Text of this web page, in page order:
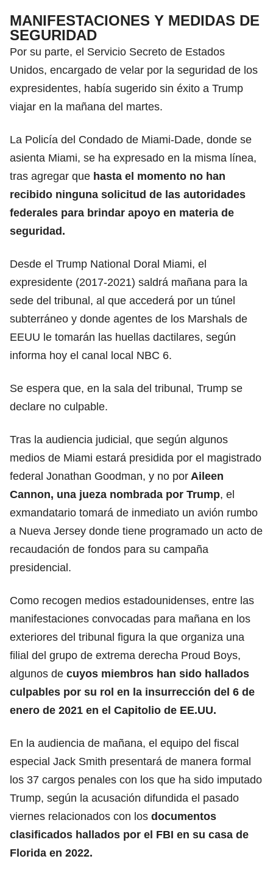
MANIFESTACIONES Y MEDIDAS DE
SEGURIDAD
Por su parte, el Servicio Secreto de Estados
Unidos, encargado de velar por la seguridad de los
expresidentes, había sugerido sin éxito a Trump
viajar en la mañana del martes.
La Policía del Condado de Miami-Dade, donde se
asienta Miami, se ha expresado en la misma línea,
tras agregar que hasta el momento no han
recibido ninguna solicitud de las autoridades
federales para brindar apoyo en materia de
seguridad.
Desde el Trump National Doral Miami, el
expresidente (2017-2021) saldrá mañana para la
sede del tribunal, al que accederá por un túnel
subterráneo y donde agentes de los Marshals de
EEUU le tomarán las huellas dactilares, según
informa hoy el canal local NBC 6.
Se espera que, en la sala del tribunal, Trump se
declare no culpable.
Tras la audiencia judicial, que según algunos
medios de Miami estará presidida por el magistrado
federal Jonathan Goodman, y no por Aileen
Cannon, una jueza nombrada por Trump, el
exmandatario tomará de inmediato un avión rumbo
a Nueva Jersey donde tiene programado un acto de
recaudación de fondos para su campaña
presidencial.
Como recogen medios estadounidenses, entre las
manifestaciones convocadas para mañana en los
exteriores del tribunal figura la que organiza una
filial del grupo de extrema derecha Proud Boys,
algunos de cuyos miembros han sido hallados
culpables por su rol en la insurrección del 6 de
enero de 2021 en el Capitolio de EE.UU.
En la audiencia de mañana, el equipo del fiscal
especial Jack Smith presentará de manera formal
los 37 cargos penales con los que ha sido imputado
Trump, según la acusación difundida el pasado
viernes relacionados con los documentos
clasificados hallados por el FBI en su casa de
Florida en 2022.